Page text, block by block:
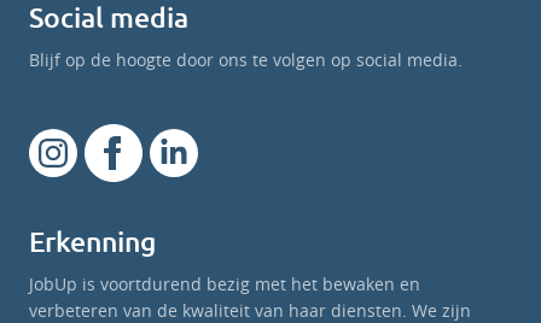
Social media
Blijf op de hoogte door ons te volgen op social media.
Erkenning
JobUp is voortdurend bezig met het bewaken en
verbeteren van de kwaliteit van haar diensten. We zijn